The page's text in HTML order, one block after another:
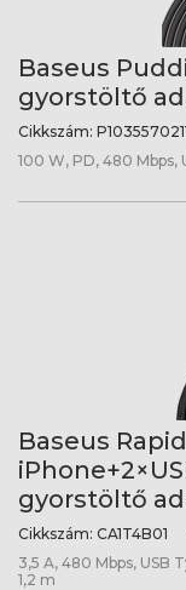
Baseus
gyorstöltő
Cikkszám:
100 W, PD, 480 Mbps,
Baseus
gyorstöltő
Cikkszám: CA1T4B01
3,5 A, 480 Mbps, USB
1,2 m